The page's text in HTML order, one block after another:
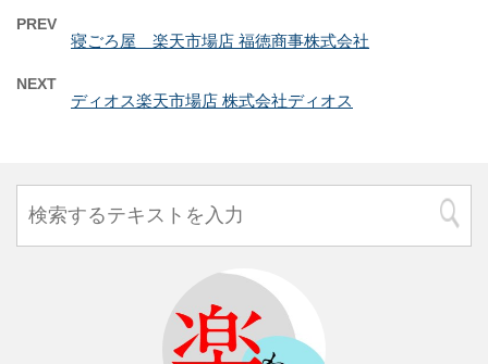
PREV
寝ごろ屋 楽天市場店 福徳商事株式会社
NEXT
ディオス楽天市場店 株式会社ディオス